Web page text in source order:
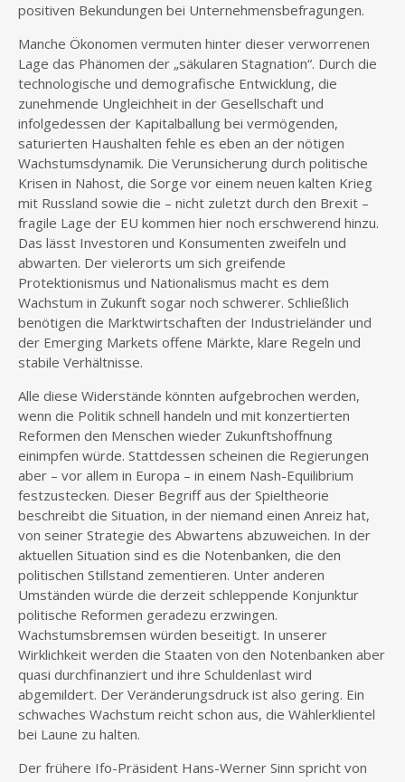
positiven Bekundungen bei Unternehmensbefragungen.
Manche Ökonomen vermuten hinter dieser verworrenen
Lage das Phänomen der „säkularen Stagnation“. Durch die
technologische und demografische Entwicklung, die
zunehmende Ungleichheit in der Gesellschaft und
infolgedessen der Kapitalballung bei vermögenden,
saturierten Haushalten fehle es eben an der nötigen
Wachstumsdynamik. Die Verunsicherung durch politische
Krisen in Nahost, die Sorge vor einem neuen kalten Krieg
mit Russland sowie die – nicht zuletzt durch den Brexit –
fragile Lage der EU kommen hier noch erschwerend hinzu.
Das lässt Investoren und Konsumenten zweifeln und
abwarten. Der vielerorts um sich greifende
Protektionismus und Nationalismus macht es dem
Wachstum in Zukunft sogar noch schwerer. Schließlich
benötigen die Marktwirtschaften der Industrieländer und
der Emerging Markets offene Märkte, klare Regeln und
stabile Verhältnisse.
Alle diese Widerstände könnten aufgebrochen werden,
wenn die Politik schnell handeln und mit konzertierten
Reformen den Menschen wieder Zukunftshoffnung
einimpfen würde. Stattdessen scheinen die Regierungen
aber – vor allem in Europa – in einem Nash-Equilibrium
festzustecken. Dieser Begriff aus der Spieltheorie
beschreibt die Situation, in der niemand einen Anreiz hat,
von seiner Strategie des Abwartens abzuweichen. In der
aktuellen Situation sind es die Notenbanken, die den
politischen Stillstand zementieren. Unter anderen
Umständen würde die derzeit schleppende Konjunktur
politische Reformen geradezu erzwingen.
Wachstumsbremsen würden beseitigt. In unserer
Wirklichkeit werden die Staaten von den Notenbanken aber
quasi durchfinanziert und ihre Schuldenlast wird
abgemildert. Der Veränderungsdruck ist also gering. Ein
schwaches Wachstum reicht schon aus, die Wählerklientel
bei Laune zu halten.
Der frühere Ifo-Präsident Hans-Werner Sinn spricht von